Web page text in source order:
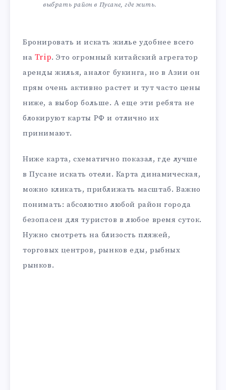
выбрать район в Пусане, где жить.
Бронировать и искать жилье удобнее всего
на Trip. Это огромный китайский агрегатор
аренды жилья, аналог букинга, но в Азии он
прям очень активно растет и тут часто цены
ниже, а выбор больше. А еще эти ребята не
блокируют карты РФ и отлично их
принимают.
Ниже карта, схематично показал, где лучше
в Пусане искать отели. Карта динамическая,
можно кликать, приближать масштаб. Важно
понимать: абсолютно любой район города
безопасен для туристов в любое время суток.
Нужно смотреть на близость пляжей,
торговых центров, рынков еды, рыбных
рынков.